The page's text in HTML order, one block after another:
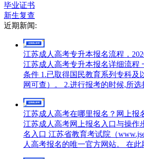
毕业证书
新生复查
近期新闻:
江苏成人高考专升本报名流程，
江苏成人高考专升本报名详细流程
条件 1.已取得国民教育系列专科及
网可查）。 2.进行报考的时候,所选
江苏成人高考在哪里报名？网上报
江苏成人高考网上报名入口与操作
名入口 江苏省教育考试院（
人高考报名的唯一官方网站。 在